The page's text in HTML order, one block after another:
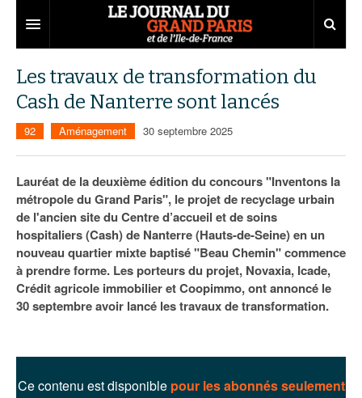
Territoires
Aménagement
Institutions
Services urbains
Entreprises
Emploi
Attractivité
Innovation
Transport
75
77
78
91
Carnet
Nominations
Portraits
Agenda
Les Assises du Grand Paris
Éditions précédentes
Le podcast
Ecouter les épisodes
Les travaux de transformation du
Cash de Nanterre sont lancés
92 Aménagement 30 septembre 2025
Lauréat de la deuxième édition du concours "Inventons la
métropole du Grand Paris", le projet de recyclage urbain
de l'ancien site du Centre d’accueil et de soins
hospitaliers (Cash) de Nanterre (Hauts-de-Seine) en un
nouveau quartier mixte baptisé "Beau Chemin" commence
à prendre forme. Les porteurs du projet, Novaxia, Icade,
Crédit agricole immobilier et Coopimmo, ont annoncé le
30 septembre avoir lancé les travaux de transformation.
Ce contenu est disponible pour les abonnés seulement